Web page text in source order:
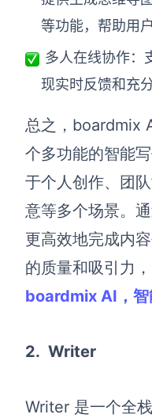
等功能，帮助用
多人在线协作：
现实时反馈和充
总之，boardmix
个多功能的智能
于个人创作、团
意等多个场景。
更高效地完成内
的质量和吸引力
boardmix AI，智
2. Writer
Writer 是一个全